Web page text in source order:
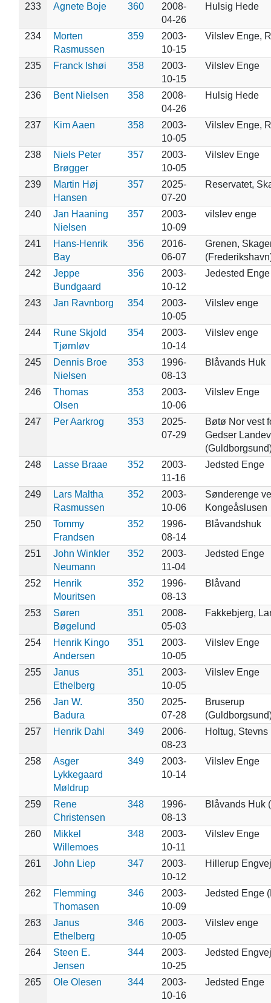
233 Agnete Boje 360
2008-
04-26
Hulsig Hede
234
Morten
Rasmussen
359
2003-
10-15
Vilslev Enge,
235 Franck Ishøi 358
2003-
10-15
Vilslev Enge
236 Bent Nielsen 358
2008-
04-26
Hulsig Hede
237 Kim Aaen 358
2003-
10-05
Vilslev Enge,
238
Niels Peter
Brøgger
357
2003-
10-05
Vilslev Enge
239
Martin Høj
Hansen
357
2025-
07-20
Reservatet,
240
Jan Haaning
Nielsen
357
2003-
10-09
vilslev enge
241
Hans-Henrik
Bay
356
2016-
06-07
Grenen,
242
Jeppe
Bundgaard
356
2003-
10-12
Jedested Enge
243 Jan Ravnborg 354
2003-
10-05
Vilslev enge
244
Rune Skjold
Tjørnløv
354
2003-
10-14
Vilslev enge
245
Dennis Broe
Nielsen
353
1996-
08-13
Blåvands Huk
246
Thomas
Olsen
353
2003-
10-06
Vilslev Enge
247 Per Aarkrog 353
2025-
07-29
Bøtø Nor vest
Gedser
248
Lasse Braae 352
2003-
11-16
Jedsted Enge
249
Lars Maltha
Rasmussen
352
2003-
10-06
Sønderenge
Kongeåslusen
250
Tommy
Frandsen
352
1996-
08-14
Blåvandshuk
251
John Winkler
Neumann
352
2003-
11-04
Jedsted Enge
252
Henrik
Mouritsen
352
1996-
08-13
Blåvand
253
Søren
Bøgelund
351
2008-
05-03
Fakkebjerg,
254
Henrik Kingo
Andersen
351
2003-
10-05
Vilslev Enge
255
Janus
Ethelberg
351
2003-
10-05
Vilslev Enge
256
Jan W.
Badura
350
2025-
07-28
Bruserup
257
Henrik Dahl 349
2006-
08-23
Holtug, Stevns
258
Asger
Lykkegaard
Møldrup
349
2003-
10-14
Vilslev Enge
259
Rene
Christensen
348
1996-
08-13
Blåvands Huk
260
Mikkel
Willemoes
348
2003-
10-11
Vilslev Enge
261 John Liep 347
2003-
10-12
Hillerup
262
Flemming
Thomasen
346
2003-
10-09
Jedsted Enge
263
Janus
Ethelberg
346
2003-
10-05
Vilslev enge
264
Steen E.
Jensen
344
2003-
10-25
Jedsted Engvej
265 Ole Olesen 344
2003-
10-16
Jedsted Enge